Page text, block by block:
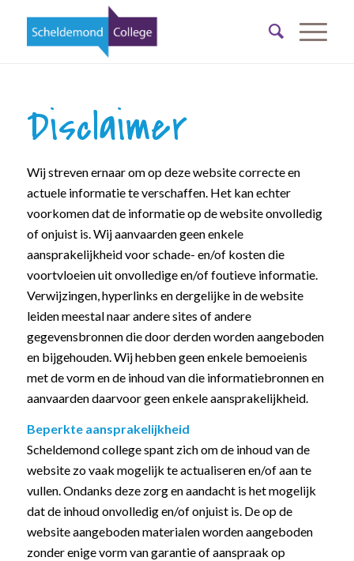
Disclaimer
Wij streven ernaar om op deze website correcte en
actuele informatie te verschaffen. Het kan echter
voorkomen dat de informatie op de website onvolledig
of onjuist is. Wij aanvaarden geen enkele
aansprakelijkheid voor schade- en/of kosten die
voortvloeien uit onvolledige en/of foutieve informatie.
Verwijzingen, hyperlinks en dergelijke in de website
leiden meestal naar andere sites of andere
gegevensbronnen die door derden worden aangeboden
en bijgehouden. Wij hebben geen enkele bemoeienis
met de vorm en de inhoud van die informatiebronnen en
aanvaarden daarvoor geen enkele aansprakelijkheid.
Beperkte aansprakelijkheid
Scheldemond college spant zich om de inhoud van de
website zo vaak mogelijk te actualiseren en/of aan te
vullen. Ondanks deze zorg en aandacht is het mogelijk
dat de inhoud onvolledig en/of onjuist is. De op de
website aangeboden materialen worden aangeboden
zonder enige vorm van garantie of aanspraak op